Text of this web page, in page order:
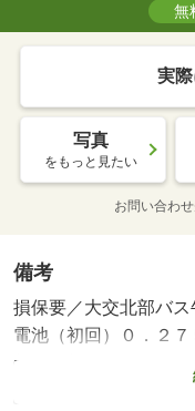
無
実
写真
をもっと見たい
お問い合わ
備考
損保要／大交北部バ
電池（初回）０．２
新料 新賃料１．０
円 町内会 月額３０